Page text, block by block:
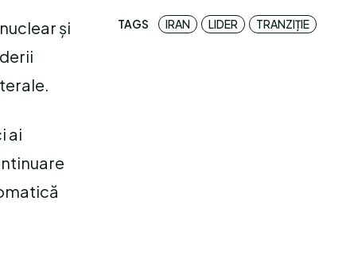
și
ai
TAGS IRAN LIDER TRANZIȚIE